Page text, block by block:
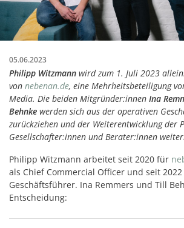
05.06.2023
Philipp Witzmann wird zum 1. Juli 2023
von nebenan.de, eine Mehrheitsbeteiligung
Media. Die beiden Mitgründer:innen Ina
Behnke werden sich aus der operativen
zurückziehen und der Weiterentwicklung der
Gesellschafter:innen und Berater:innen
Philipp Witzmann arbeitet seit 2020 für
als Chief Commercial Officer und seit 2022
Geschäftsführer. Ina Remmers und Till
Entscheidung: